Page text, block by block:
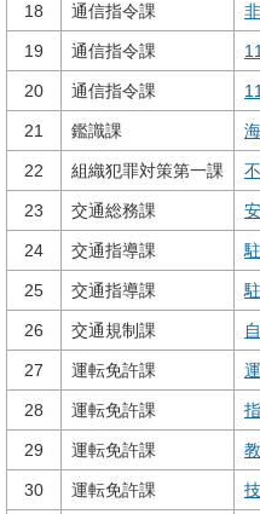
18 通信指令課
19 通信指令課
20 通信指令課
21 鑑識課
22 組織犯罪対策第一課
23 交通総務課
24 交通指導課
25 交通指導課
26 交通規制課
27 運転免許課
28 運転免許課
29 運転免許課
30 運転免許課